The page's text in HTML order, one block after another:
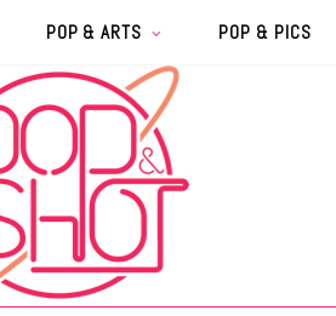
POP & ARTS POP & PICS